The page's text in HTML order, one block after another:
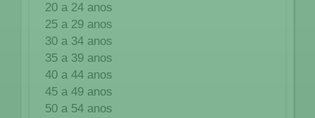
20 a 24 anos
25 a 29 anos
30 a 34 anos
35 a 39 anos
40 a 44 anos
45 a 49 anos
50 a 54 anos